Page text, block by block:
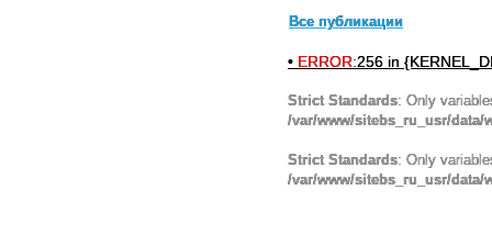
Все публикации
• ERROR:256 in
Strict Standards: Only
/var/www/sitebs_ru_usr/
Strict Standards: Only
/var/www/sitebs_ru_usr/